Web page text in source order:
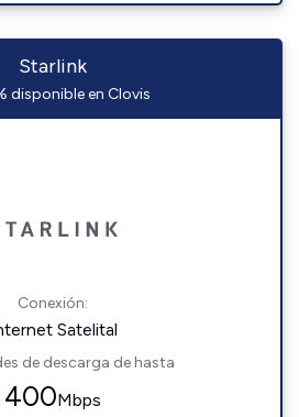
Starlink
disponible en Clovis
Conexión:
Satelital
de descarga de hasta
400Mbps